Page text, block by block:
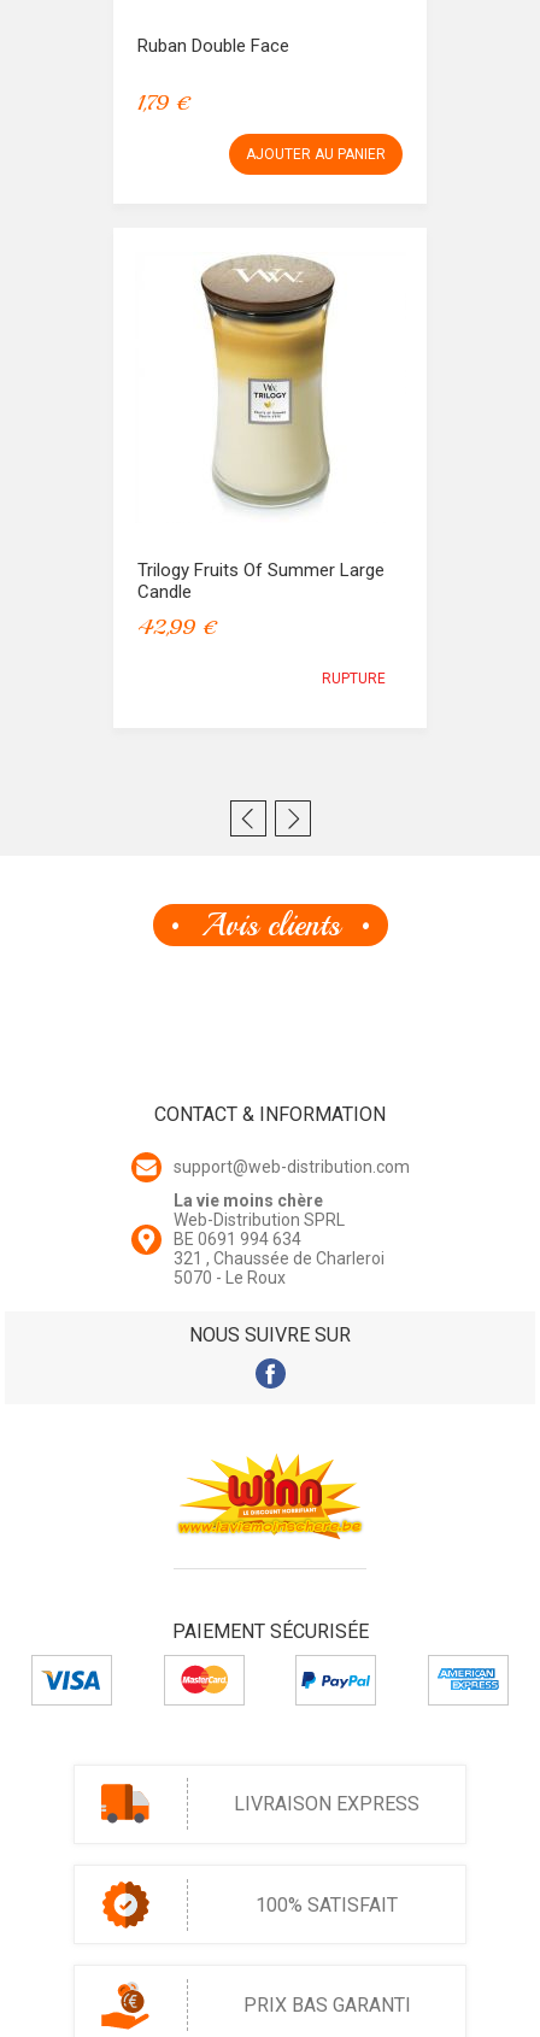
Ruban Double Face
1,79 €
AJOUTER AU PANIER
Trilogy Fruits Of Summer Large
Candle
42,99 €
RUPTURE
Avis clients
CONTACT & INFORMATION
support@web-distribution.com
La vie moins chère
Web-Distribution SPRL
BE 0691 994 634
321 , Chaussée de Charleroi
5070 - Le Roux
NOUS SUIVRE SUR
PAIEMENT SÉCURISÉE
LIVRAISON EXPRESS
100% SATISFAIT
PRIX BAS GARANTI